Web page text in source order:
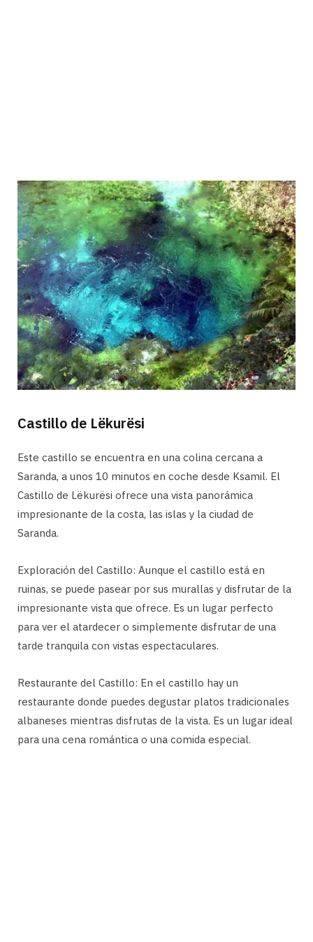
Castillo de Lëkurësi
Este castillo se encuentra en una colina cercana a
Saranda, a unos 10 minutos en coche desde Ksamil. El
Castillo de Lëkurësi ofrece una vista panorámica
impresionante de la costa, las islas y la ciudad de
Saranda.
Exploración del Castillo: Aunque el castillo está en
ruinas, se puede pasear por sus murallas y disfrutar de la
impresionante vista que ofrece. Es un lugar perfecto
para ver el atardecer o simplemente disfrutar de una
tarde tranquila con vistas espectaculares.
Restaurante del Castillo: En el castillo hay un
restaurante donde puedes degustar platos tradicionales
albaneses mientras disfrutas de la vista. Es un lugar ideal
para una cena romántica o una comida especial.